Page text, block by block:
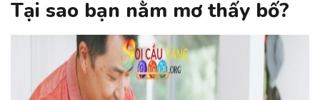
Tại sao bạn nằm mơ thấy bố?